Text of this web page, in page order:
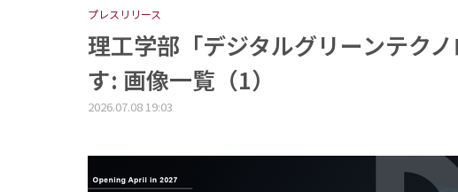
教育 /
キーパ
プレスリリース
理工学部「デジタルグリーンテク
す: 画像一覧（1）
2026.07.08 19:03